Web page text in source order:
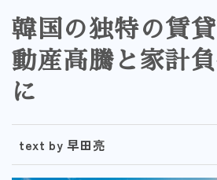
よくあるご質問
韓国の独特の賃
動産高騰と家計
に
text by 早田亮